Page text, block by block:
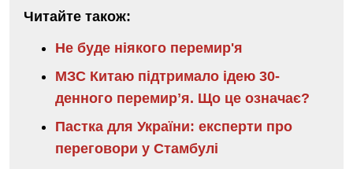
Читайте також:
Не буде ніякого перемир'я
МЗС Китаю підтримало ідею 30-
денного перемирʼя. Що це означає?
Пастка для України: експерти про
переговори у Стамбулі